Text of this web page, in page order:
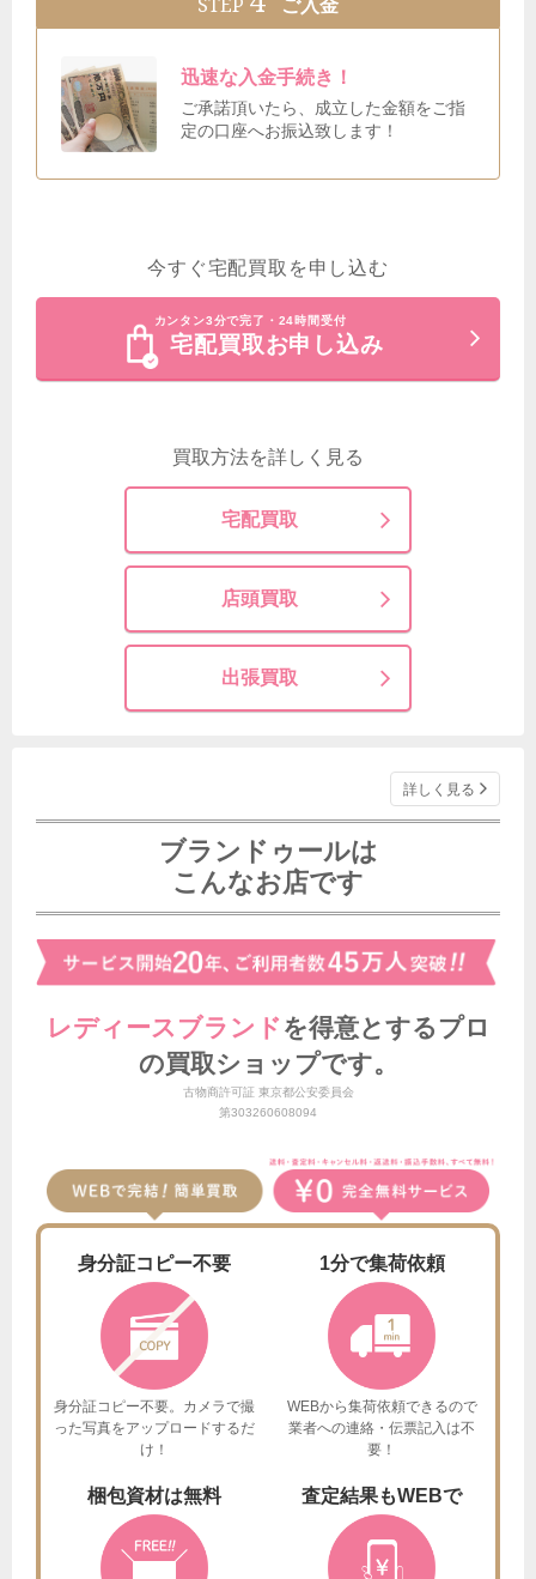
ご入金
迅速な入金手続き！
ご承諾頂いたら、成立した金額をご指
定の口座へお振込致します！
今すぐ宅配買取を申し込む
カンタン3分で完了・24時間受付
宅配買取お申し込み
買取方法を詳しく見る
宅配買取
店頭買取
出張買取
詳しく見る
ブランドゥールは
こんなお店です
レディースブランド を得意とする プロ
の買取ショップです。
古物商許可証 東京都公安委員会
第303260608094
身分証コピー不要
身分証コピー不要。カメラで撮
った写真をアップロードするだ
け！
1分で集荷依頼
WEBから集荷依頼できるので
業者への連絡・伝票記入は不
要！
梱包資材は無料 査定結果もWEBで